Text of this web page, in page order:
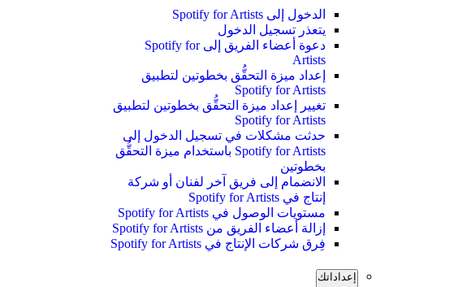
الدخول إلى Spotify for Artists
يتعذر تسجيل الدخول
دعوة أعضاء الفريق إلى Spotify for
Artists
إعداد ميزة التحقُّق بخطوتين لتطبيق
Spotify for Artists
تغيير إعداد ميزة التحقُّق بخطوتين لتطبيق
Spotify for Artists
حدثت مشكلات في تسجيل الدخول إلى
Spotify for Artists باستخدام ميزة التحقُّق
بخطوتين
الانضمام إلى فريق آخر لفنان أو شركة
إنتاج في Spotify for Artists
مستويات الوصول في Spotify for Artists
إزالة أعضاء الفريق من Spotify for Artists
فِرق شركات الإنتاج في Spotify for Artists
إعداداتك